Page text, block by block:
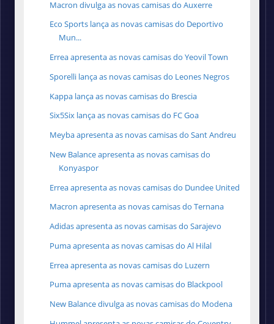
Macron divulga as novas camisas do Auxerre
Eco Sports lança as novas camisas do Deportivo
Mun...
Errea apresenta as novas camisas do Yeovil Town
Sporelli lança as novas camisas do Leones Negros
Kappa lança as novas camisas do Brescia
Six5Six lança as novas camisas do FC Goa
Meyba apresenta as novas camisas do Sant Andreu
New Balance apresenta as novas camisas do
Konyaspor
Errea apresenta as novas camisas do Dundee United
Macron apresenta as novas camisas do Ternana
Adidas apresenta as novas camisas do Sarajevo
Puma apresenta as novas camisas do Al Hilal
Errea apresenta as novas camisas do Luzern
Puma apresenta as novas camisas do Blackpool
New Balance divulga as novas camisas do Modena